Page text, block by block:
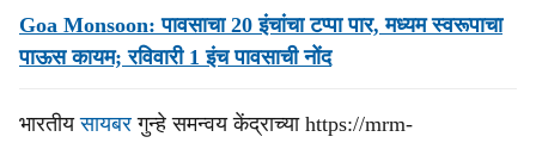
Goa Monsoon: पावसाचा 20 इंचांचा टप्पा पार, मध्यम स्वरूपाचा
पाऊस कायम; रविवारी 1 इंच पावसाची नोंद
भारतीयसायबरगुन्हे समन्वय केंद्राच्या https://mrm-